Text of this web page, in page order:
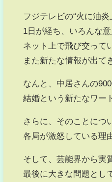
フジテレビの“火に油炎
1日が経ち、いろんな
ネット上で飛び交って
また新たな情報が出て
なんと、中居さんの
結婚という新たなワー
さらに、そのことにつ
各局が激怒している理
そして、芸能界から実
最後に大きな問題とし